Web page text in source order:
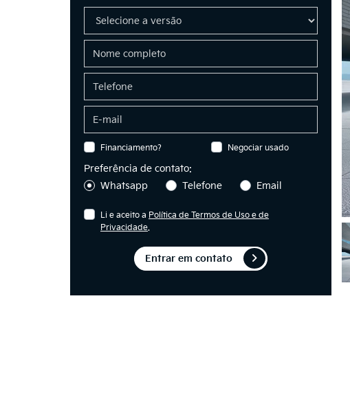
Financiamento? Negociar usado
Preferência de contato:
Whatsapp
Telefone Email
Li e aceito a Política de Termos de Uso e de
Privacidade.
Entrar em contato